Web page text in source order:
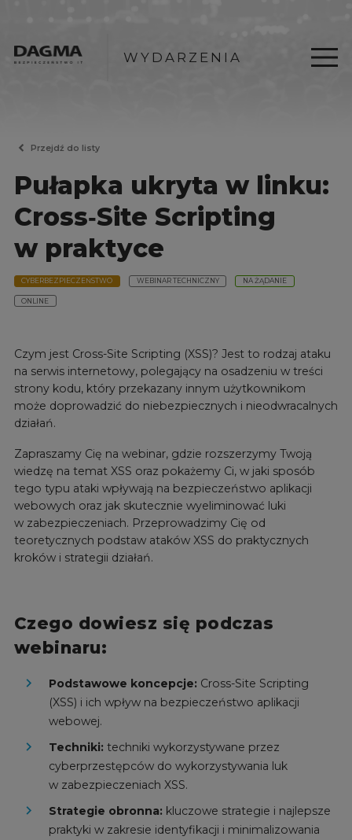
WYDARZENIA
Przejdź do listy
Pułapka ukryta w linku:
Cross‑Site Scripting
w praktyce
CYBERBEZPIECZEŃSTWO WEBINAR TECHNICZNY NA ŻĄDANIE
ONLINE
Czym jest Cross-Site Scripting (XSS)? Jest to rodzaj ataku
na serwis internetowy, polegający na osadzeniu w treści
strony kodu, który przekazany innym użytkownikom
może doprowadzić do niebezpiecznych i nieodwracalnych
działań.
Zapraszamy Cię na webinar, gdzie rozszerzymy Twoją
wiedzę na temat XSS oraz pokażemy Ci, w jaki sposób
tego typu ataki wpływają na bezpieczeństwo aplikacji
webowych oraz jak skutecznie wyeliminować luki
w zabezpieczeniach. Przeprowadzimy Cię od
teoretycznych podstaw ataków XSS do praktycznych
kroków i strategii działań.
Czego dowiesz się podczas
webinaru:
Podstawowe koncepcje: Cross-Site Scripting
(XSS) i ich wpływ na bezpieczeństwo aplikacji
webowej.
Techniki: techniki wykorzystywane przez
cyberprzestępców do wykorzystywania luk
w zabezpieczeniach XSS.
Strategie obronna: kluczowe strategie i najlepsze
praktyki w zakresie identyfikacji i minimalizowania